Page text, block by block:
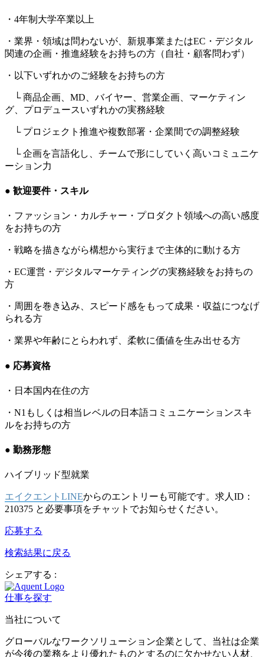
・4年制大学卒業以上
・業界・領域は問わないが、新規事業またはEC・デジタル
関連の企画・推進経験をお持ちの方（自社・顧客問わず）
・以下いずれかのご経験をお持ちの方
└ 商品企画、MD、バイヤー、営業企画、マーケティン
グ、プロデュースいずれかの実務経験
└ プロジェクト推進や複数部署・企業間での調整経験
└ 企画を言語化し、チームで形にしていく高いコミュニケ
ーション力
● 歓迎要件・スキル
・ファッション・カルチャー・プロダクト領域への高い感度
をお持ちの方
・戦略を描きながら構想から実行まで主体的に動ける方
・EC運営・デジタルマーケティングの実務経験をお持ちの
方
・周囲を巻き込み、スピード感をもって成果・収益につなげ
られる方
・業界や年齢にとらわれず、柔軟に価値を生み出せる方
● 応募資格
・日本国内在住の方
・N1もしくは相当レベルの日本語コミュニケーションスキ
ルをお持ちの方
● 勤務形態
ハイブリッド型就業
エイクエントLINEからのエントリーも可能です。求人ID：​​​
210375 と必要事項をチャットでお知らせください。
応募する
検索結果に戻る
シェアする :
仕事を探す
当社について
グローバルなワークソリューション企業として、当社は企業
が今後の業務をより優れたものとするのに欠かせない人材、